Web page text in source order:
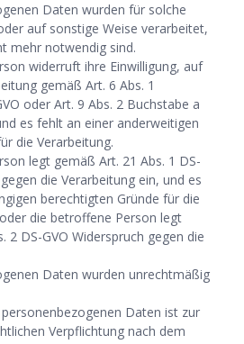
Daten wurden für solche
auf sonstige Weise verarbeitet,
mehr notwendig sind.
widerruft ihre Einwilligung, auf
gemäß Art. 6 Abs. 1
oder Art. 9 Abs. 2 Buchstabe a
es fehlt an einer anderweitigen
die Verarbeitung.
legt gemäß Art. 21 Abs. 1 DS-
die Verarbeitung ein, und es
berechtigten Gründe für die
die betroffene Person legt
2 DS-GVO Widerspruch gegen die
Daten wurden unrechtmäßig
Daten ist zur
Verpflichtung nach dem